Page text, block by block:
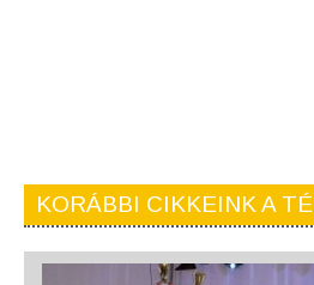
KORÁBBI CIKKEINK A